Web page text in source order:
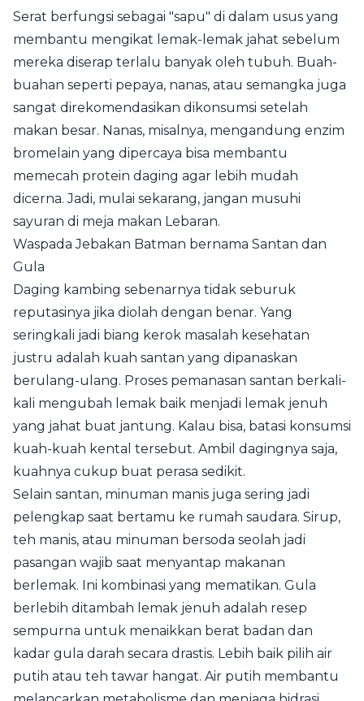
Serat berfungsi sebagai "sapu" di dalam usus yang
membantu mengikat lemak-lemak jahat sebelum
mereka diserap terlalu banyak oleh tubuh. Buah-
buahan seperti pepaya, nanas, atau semangka juga
sangat direkomendasikan dikonsumsi setelah
makan besar. Nanas, misalnya, mengandung enzim
bromelain yang dipercaya bisa membantu
memecah protein daging agar lebih mudah
dicerna. Jadi, mulai sekarang, jangan musuhi
sayuran di meja makan Lebaran.
Waspada Jebakan Batman bernama Santan dan
Gula
Daging kambing sebenarnya tidak seburuk
reputasinya jika diolah dengan benar. Yang
seringkali jadi biang kerok masalah kesehatan
justru adalah kuah santan yang dipanaskan
berulang-ulang. Proses pemanasan santan berkali-
kali mengubah lemak baik menjadi lemak jenuh
yang jahat buat jantung. Kalau bisa, batasi konsumsi
kuah-kuah kental tersebut. Ambil dagingnya saja,
kuahnya cukup buat perasa sedikit.
Selain santan, minuman manis juga sering jadi
pelengkap saat bertamu ke rumah saudara. Sirup,
teh manis, atau minuman bersoda seolah jadi
pasangan wajib saat menyantap makanan
berlemak. Ini kombinasi yang mematikan. Gula
berlebih ditambah lemak jenuh adalah resep
sempurna untuk menaikkan berat badan dan
kadar gula darah secara drastis. Lebih baik pilih air
putih atau teh tawar hangat. Air putih membantu